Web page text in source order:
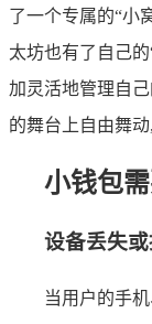
了一个专属的“小
太坊也有了自己
加灵活地管理自
的舞台上自由舞
小钱包
设备丢失
当用户的手